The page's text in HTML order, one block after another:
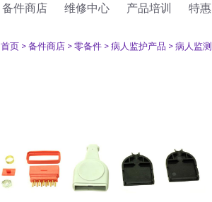
备件商店 维修中心 产品培训 特惠
首页 > 备件商店 > 零备件 > 病人监护产品 > 病人监测